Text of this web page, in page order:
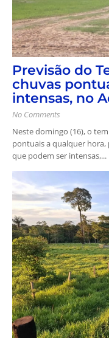
Previsão do
chuvas
intensas, no
No Comments
Neste domingo (16), o
pontuais a qualquer
que podem ser intensas,...